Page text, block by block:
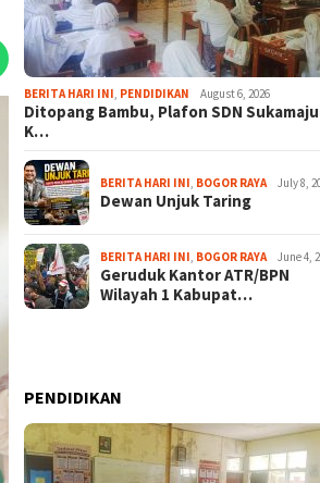
BERITA HARI INI PENDIDIKAN August 6, 2026
Ditopang Bambu, Plafon SDN Sukamaju
K…
BERITA HARI INI BOGOR RAYA July 8,
Dewan Unjuk Taring
BERITA HARI INI BOGOR RAYA June 4,
Geruduk Kantor ATR/BPN
Wilayah 1 Kabupat…
PENDIDIKAN